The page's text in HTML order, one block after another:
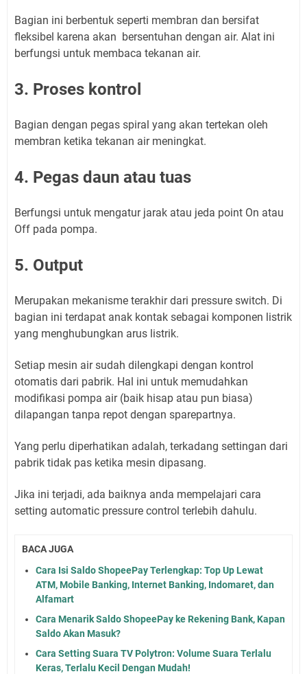
Bagian ini berbentuk seperti membran dan bersifat
fleksibel karena akan bersentuhan dengan air. Alat ini
berfungsi untuk membaca tekanan air.
3. Proses kontrol
Bagian dengan pegas spiral yang akan tertekan oleh
membran ketika tekanan air meningkat.
4. Pegas daun atau tuas
Berfungsi untuk mengatur jarak atau jeda point On atau
Off pada pompa.
5. Output
Merupakan mekanisme terakhir dari pressure switch. Di
bagian ini terdapat anak kontak sebagai komponen listrik
yang menghubungkan arus listrik.
Setiap mesin air sudah dilengkapi dengan kontrol
otomatis dari pabrik. Hal ini untuk memudahkan
modifikasi pompa air (baik hisap atau pun biasa)
dilapangan tanpa repot dengan sparepartnya.
Yang perlu diperhatikan adalah, terkadang settingan dari
pabrik tidak pas ketika mesin dipasang.
Jika ini terjadi, ada baiknya anda mempelajari cara
setting automatic pressure control terlebih dahulu.
BACA JUGA
Cara Isi Saldo ShopeePay Terlengkap: Top Up Lewat
ATM, Mobile Banking, Internet Banking, Indomaret, dan
Alfamart
Cara Menarik Saldo ShopeePay ke Rekening Bank, Kapan
Saldo Akan Masuk?
Cara Setting Suara TV Polytron: Volume Suara Terlalu
Keras, Terlalu Kecil Dengan Mudah!